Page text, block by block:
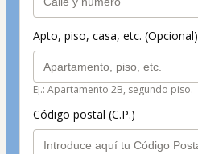
Apto, piso, casa, etc. (Opcional)
Ej.: Apartamento 2B, segundo piso.
Código postal (C.P.)